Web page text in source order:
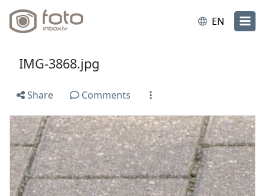
EN
IMG-3868.jpg
Share Comments